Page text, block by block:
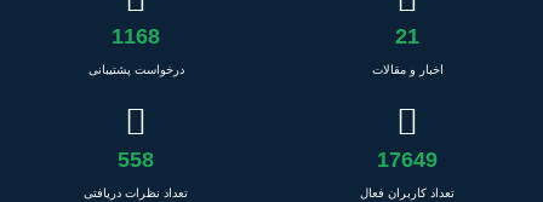
21
اخبار و مقالات
1168
درخواست پشتیبانی
17649
تعداد کاربران فعال
558
تعداد نظرات دریافتی